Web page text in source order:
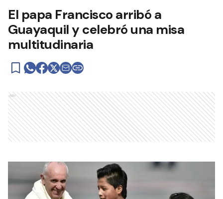
El papa Francisco arribó a
Guayaquil y celebró una misa
multitudinaria
Ads